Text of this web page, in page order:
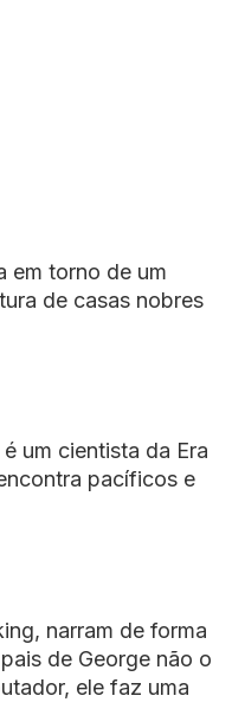
em torno de um
de casas nobres
um cientista da Era
pacíficos e
narram de forma
de George não o
ele faz uma